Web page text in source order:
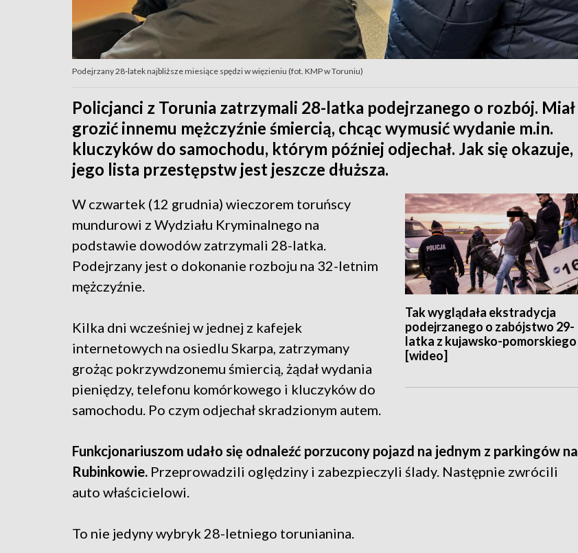
Podejrzany 28-latek najbliższe miesiące spędzi w więzieniu (fot. KMP w Toruniu)
Policjanci z Torunia zatrzymali 28-latka podejrzanego o rozbój. Miał
grozić innemu mężczyźnie śmiercią, chcąc wymusić wydanie m.in.
kluczyków do samochodu, którym później odjechał. Jak się okazuje,
jego lista przestępstw jest jeszcze dłuższa.
Tak wyglądała ekstradycja
podejrzanego o zabójstwo 29-
latka z kujawsko-pomorskiego
[wideo]
W czwartek (12 grudnia) wieczorem toruńscy
mundurowi z Wydziału Kryminalnego na
podstawie dowodów zatrzymali 28-latka.
Podejrzany jest o dokonanie rozboju na 32-letnim
mężczyźnie.
Kilka dni wcześniej w jednej z kafejek
internetowych na osiedlu Skarpa, zatrzymany
grożąc pokrzywdzonemu śmiercią, żądał wydania
pieniędzy, telefonu komórkowego i kluczyków do
samochodu. Po czym odjechał skradzionym autem.
Funkcjonariuszom udało się odnaleźć porzucony pojazd na jednym z parkingów na
Rubinkowie. Przeprowadzili oględziny i zabezpieczyli ślady. Następnie zwrócili
auto właścicielowi.
To nie jedyny wybryk 28-letniego torunianina.